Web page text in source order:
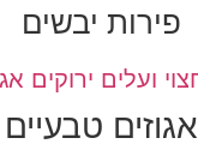
פירות יבשים
אגוזים טבעיים